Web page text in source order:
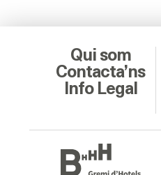
Qui som
Contacta’ns
Info Legal